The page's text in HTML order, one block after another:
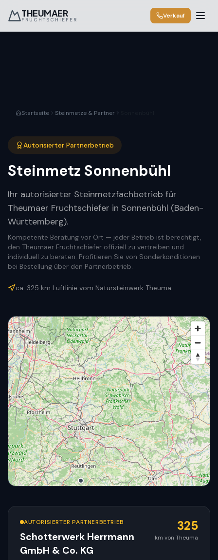
THEUMAER
FRUCHTSCHIEFER
Verkauf
Startseite Steinmetze & Partner
Autorisierter Partnerbetrieb
Steinmetz Sonnenbühl
Ihr autorisierter Steinmetzfachbetrieb für
Theumaer Fruchtschiefer in Sonnenbühl (Baden-
Württemberg).
Kompetente Beratung vor Ort — jeder Betrieb ist berechtigt,
den Theumaer Fruchtschiefer offiziell zu vertreiben und
individuell zu beraten. Profitieren Sie von Sonderkonditionen
bei Bestellung über den Partnerbetrieb.
ca. 325 km Luftlinie vom Natursteinwerk Theuma
AUTORISIERTER PARTNERBETRIEB
Schotterwerk Herrmann
GmbH & Co. KG
325
km von Theuma